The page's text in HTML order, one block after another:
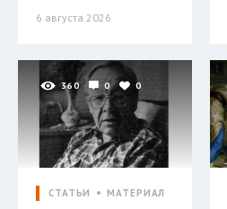
6 августа 2026
360 0 0
СТАТЬИ МАТЕРИАЛ